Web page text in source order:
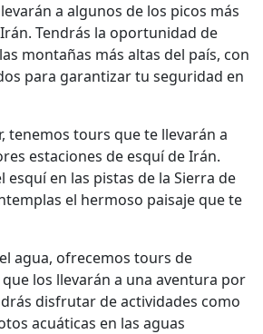
a algunos de los picos más
Tendrás la oportunidad de
montañas más altas del país, con
para garantizar tu seguridad en
tenemos tours que te llevarán a
estaciones de esquí de Irán.
en las pistas de la Sierra de
el hermoso paisaje que te
agua, ofrecemos tours de
los llevarán a una aventura por
disfrutar de actividades como
acuáticas en las aguas